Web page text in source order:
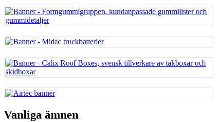
Vanliga ämnen